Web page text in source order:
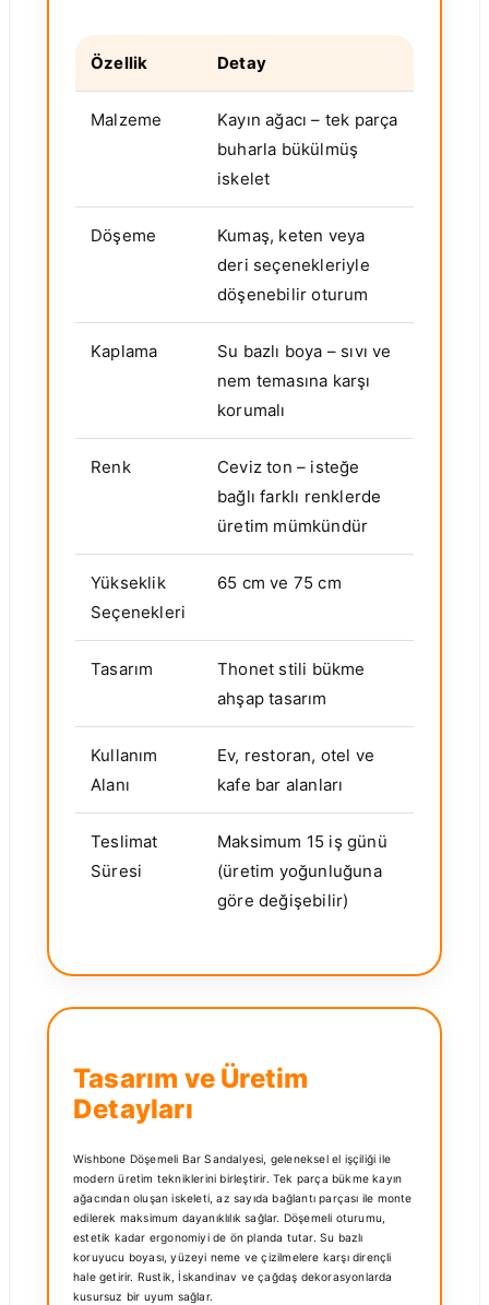
Özellik Detay
Malzeme
Kayın ağacı – tek parça
buharla bükülmüş
iskelet
Döşeme
Kumaş, keten veya
deri seçenekleriyle
döşenebilir oturum
Kaplama
Su bazlı boya – sıvı ve
nem temasına karşı
korumalı
Renk
Ceviz ton – isteğe
bağlı farklı renklerde
üretim mümkündür
Yükseklik
Seçenekleri
65 cm ve 75 cm
Tasarım
Thonet stili bükme
ahşap tasarım
Kullanım
Alanı
Ev, restoran, otel ve
kafe bar alanları
Teslimat
Süresi
Maksimum 15 iş günü
(üretim yoğunluğuna
göre değişebilir)
Tasarım ve Üretim
Detayları
Wishbone Döşemeli Bar Sandalyesi, geleneksel el işçiliği ile
modern üretim tekniklerini birleştirir. Tek parça bükme kayın
ağacından oluşan iskeleti, az sayıda bağlantı parçası ile monte
edilerek maksimum dayanıklılık sağlar. Döşemeli oturumu,
estetik kadar ergonomiyi de ön planda tutar. Su bazlı
koruyucu boyası, yüzeyi neme ve çizilmelere karşı dirençli
hale getirir. Rustik, İskandinav ve çağdaş dekorasyonlarda
kusursuz bir uyum sağlar.